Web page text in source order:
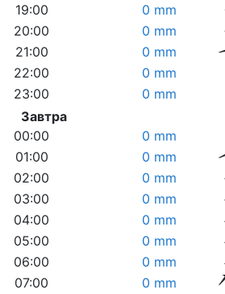
19:00
0 mm
20:00
0 mm
21:00
0 mm
22:00
0 mm
23:00
0 mm
Завтра
00:00
0 mm
01:00
0 mm
02:00
0 mm
03:00
0 mm
04:00
0 mm
05:00
0 mm
06:00
0 mm
07:00
0 mm